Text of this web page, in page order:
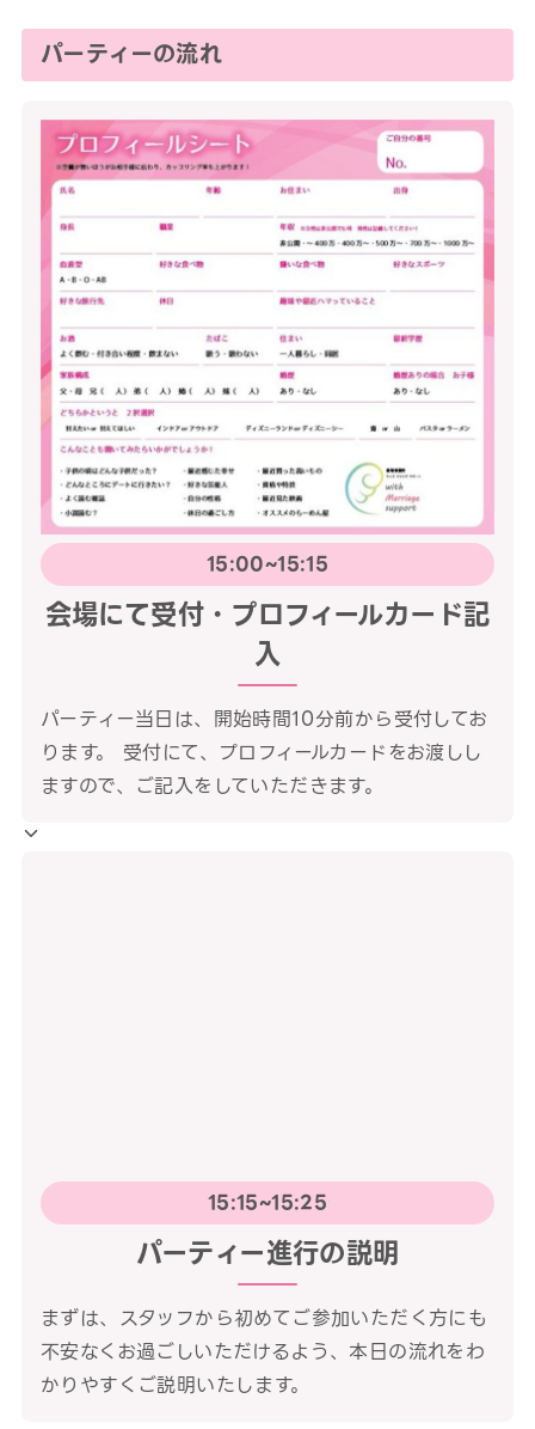
パーティーの流れ
15:00~15:15
会場にて受付・プロフィールカード記
入
パーティー当日は、開始時間10分前から受付してお
ります。 受付にて、プロフィールカードをお渡しし
ますので、ご記入をしていただきます。
15:15~15:25
パーティー進行の説明
まずは、スタッフから初めてご参加いただく方にも
不安なくお過ごしいただけるよう、本日の流れをわ
かりやすくご説明いたします。